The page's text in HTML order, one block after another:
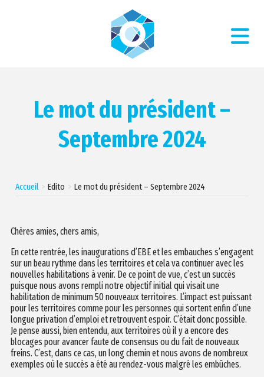
Le mot du président –
Septembre 2024
Accueil Edito Le mot du président – Septembre 2024
Chères amies, chers amis,
En cette rentrée, les inaugurations d’EBE et les embauches s’engagent
sur un beau rythme dans les territoires et cela va continuer avec les
nouvelles habilitations à venir. De ce point de vue, c’est un succès
puisque nous avons rempli notre objectif initial qui visait une
habilitation de minimum 50 nouveaux territoires. L’impact est puissant
pour les territoires comme pour les personnes qui sortent enfin d’une
longue privation d’emploi et retrouvent espoir. C’était donc possible.
Je pense aussi, bien entendu, aux territoires où il y a encore des
blocages pour avancer faute de consensus ou du fait de nouveaux
freins. C’est, dans ce cas, un long chemin et nous avons de nombreux
exemples où le succès a été au rendez-vous malgré les embûches.